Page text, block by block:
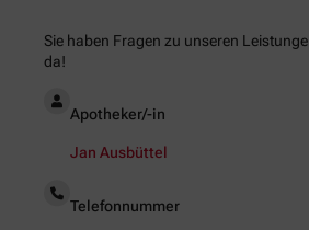
Sie haben Fragen zu unseren
da!
Apotheker/-in
Jan Ausbüttel
Telefonnummer